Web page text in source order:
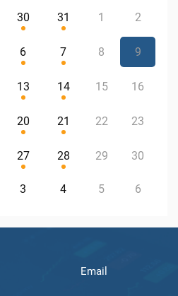
30 31 1 2
6 7 8 9
13 14 15 16
20 21 22 23
27 28 29 30
3 4 5 6
Email